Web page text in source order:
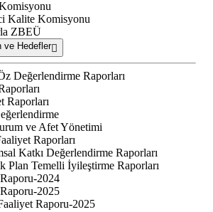
Kalite Komisyonu
ZBEÜ
ve Hedefler
Değerlendirme Raporları
Raporları
ve Afet Yönetimi
Raporları
Katkı Değerlendirme Raporları
Plan Temelli İyileştirme Raporları
2024
2025
Raporu-2025